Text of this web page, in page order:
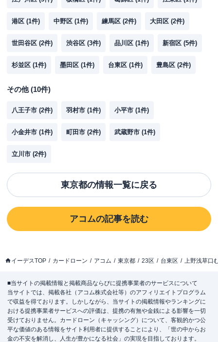
港区 (1件) 中野区 (1件) 練馬区 (2件) 大田区 (2件)
世田谷区 (2件) 渋谷区 (3件) 品川区 (1件) 新宿区 (5件)
杉並区 (1件) 墨田区 (1件) 台東区 (1件) 豊島区 (2件)
その他(10件)
八王子市 (2件) 羽村市 (1件) 小平市 (1件)
小金井市 (1件) 町田市 (2件) 武蔵野市 (1件)
立川市 (2件)
東京都の情報一覧に戻る
アコムの記事を読む
イーデスTOP カードローン アコム 東京都 23区 台東区 上野浅草口
■当サイトの掲載情報と掲載商品ならびに提携事業者のサービスについて
当サイトでは、掲載各社（アコム株式会社等）のアフィリエイトプログラム
で収益を得ております。しかしながら、当サイトの掲載情報やランキングに
おける提携事業者サービスへの評価は、提携の有無や金銭による影響を一切
受けておりません。カードローン（キャッシング）について、客観的かつ公
平な価値のある情報をサイト利用者に提供することにより、「世の中からお
金の不安を解消し、人生が豊かになる社会」の実現を目指しております。